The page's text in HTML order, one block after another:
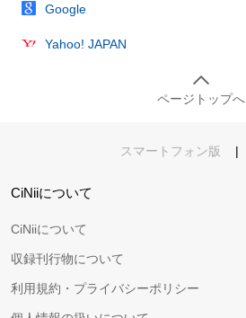
Google
Yahoo! JAPAN
ページトップへ
スマートフォン版 |
CiNiiについて
CiNiiについて
収録刊行物について
利用規約・プライバシーポリシー